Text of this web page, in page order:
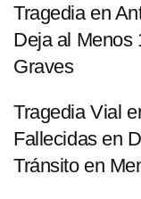
Tragedia en
Deja al Menos
Graves
Tragedia Vial
Fallecidas en
Tránsito en